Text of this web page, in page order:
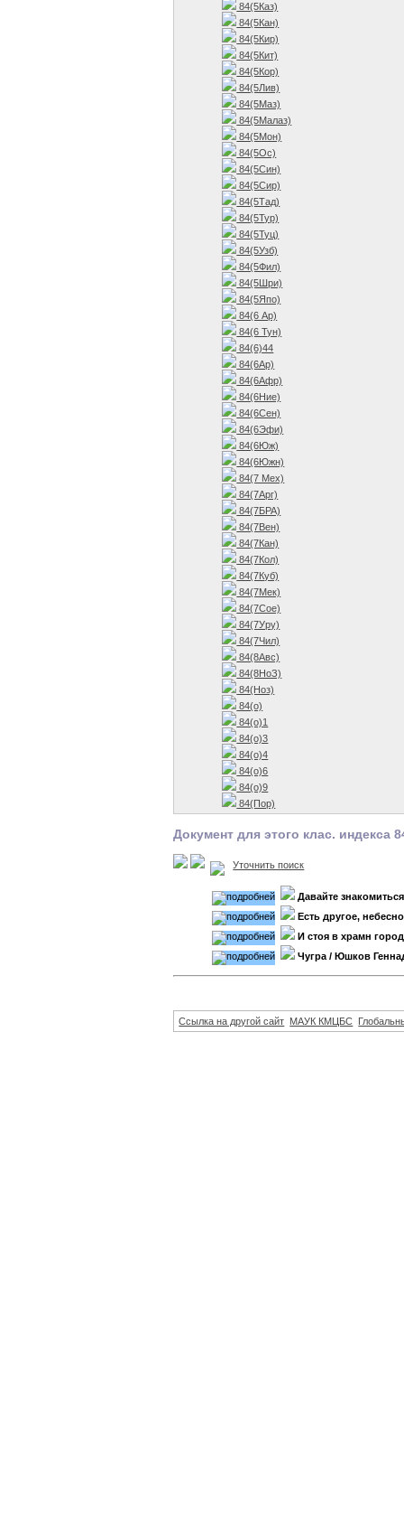
84(5Каз)
84(5Кан)
84(5Кир)
84(5Кит)
84(5Кор)
84(5Лив)
84(5Маз)
84(5Малаз)
84(5Мон)
84(5Ос)
84(5Син)
84(5Сир)
84(5Тад)
84(5Тур)
84(5Туц)
84(5Узб)
84(5Фил)
84(5Шри)
84(5Япо)
84(6 Ар)
84(6 Тун)
84(6)44
84(6Ар)
84(6Афр)
84(6Ние)
84(6Сен)
84(6Эфи)
84(6Юж)
84(6Южн)
84(7 Мех)
84(7Арг)
84(7БРА)
84(7Вен)
84(7Кан)
84(7Кол)
84(7Куб)
84(7Мек)
84(7Сое)
84(7Уру)
84(7Чил)
84(8Авс)
84(8НоЗ)
84(Ноз)
84(о)
84(о)1
84(о)3
84(о)4
84(о)6
84(о)9
84(Пор)
Документ для этого клас. индекса
Уточнить поиск
Давайте
Есть другое,
И стоя в храмн
Чугра / Юшков
Ссылка на другой сайт МАУК КМЦБС